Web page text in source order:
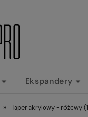
Ekspandery
» Taper akrylowy - różowy